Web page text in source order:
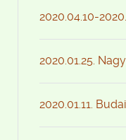
2020.04.10-
2020.01.25.
2020.01.11.